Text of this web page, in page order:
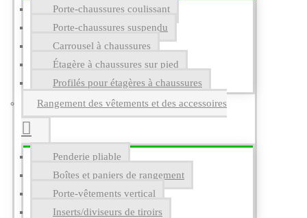
Porte-chaussures coulissant
Porte-chaussures suspendu
Carrousel à chaussures
Étagère à chaussures sur pied
Profilés pour étagères à chaussures
Rangement des vêtements et des accessoires
Penderie pliable
Boîtes et paniers de rangement
Porte-vêtements vertical
Inserts/diviseurs de tiroirs